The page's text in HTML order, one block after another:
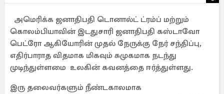
அமெரிக்க ஜனாதிபதி டொனால்ட் ட்ரம்ப் மற்றும்
கொலம்பியாவின் இடதுசாரி ஜனாதிபதி கஸ்டாவோ
பெட்ரோ ஆகியோரின் முதல் நேருக்கு நேர் சந்திப்பு,
எதிர்பாராத விதமாக மிகவும் சுமுகமாக நடந்து
முடிந்துள்ளமை உலகின் கவனத்தை ஈர்த்துள்ளது.
இரு தலைவர்களும் நீண்டகாலமாக